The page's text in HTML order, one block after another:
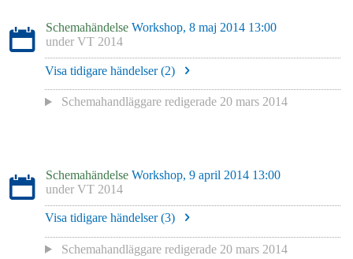
Schemahändelse Workshop, 8 maj 2014 13:00
under VT 2014
Visa tidigare händelser (2)
Schemahandläggare redigerade 20 mars 2014
Schemahändelse Workshop, 9 april 2014 13:00
under VT 2014
Visa tidigare händelser (3)
Schemahandläggare redigerade 20 mars 2014